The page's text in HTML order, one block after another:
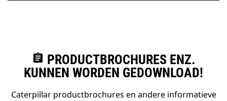
assignment PRODUCTBROCHURES ENZ.
KUNNEN WORDEN GEDOWNLOAD!
Caterpillar productbrochures en andere informatieve